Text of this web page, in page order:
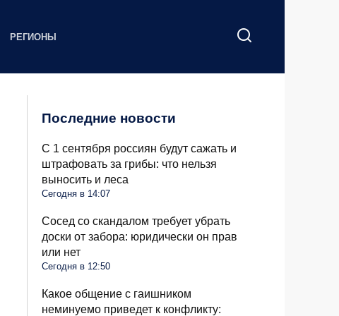
РЕГИОНЫ
Последние новости
С 1 сентября россиян будут сажать и
штрафовать за грибы: что нельзя
выносить и леса
Сегодня в 14:07
Сосед со скандалом требует убрать
доски от забора: юридически он прав
или нет
Сегодня в 12:50
Какое общение с гаишником
неминуемо приведет к конфликту: